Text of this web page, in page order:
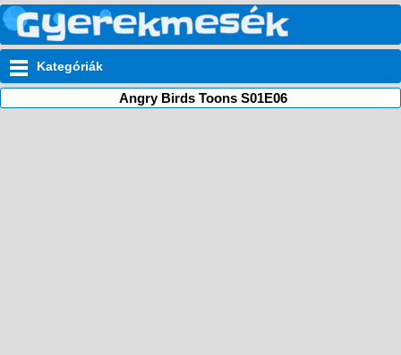
Kategóriák
Angry Birds Toons S01E06